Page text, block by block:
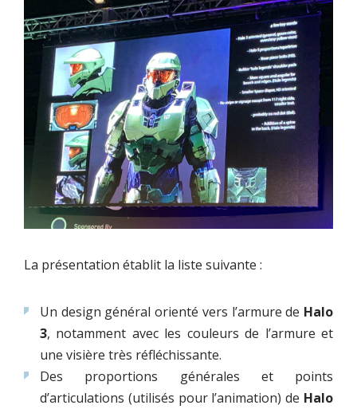
La présentation établit la liste suivante :
Un design général orienté vers l’armure de Halo
3, notamment avec les couleurs de l’armure et
une visière très réfléchissante.
Des proportions générales et points
d’articulations (utilisés pour l’animation) de Halo